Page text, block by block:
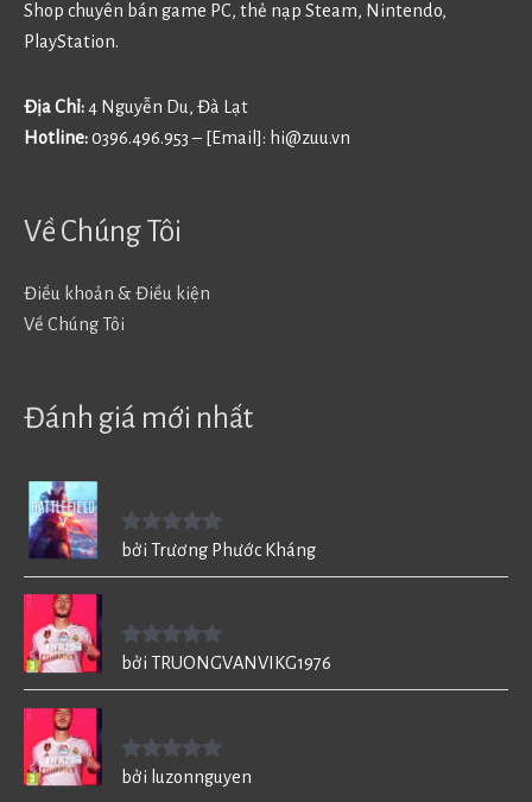
Shop chuyên bán game PC, thẻ nạp Steam, Nintendo,
PlayStation.
Địa Chỉ:4 Nguyễn Du, Đà Lạt
Hotline:0396.496.953 – [Email]: hi@zuu.vn
Về Chúng Tôi
Điều khoản & Điều kiện
Về Chúng Tôi
Đánh giá mới nhất
Được xếp
bởi Trương Phước Kháng
Được xếp
bởi TRUONGVANVIKG1976
Được xếp
bởi luzonnguyen